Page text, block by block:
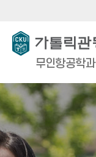
무인항공학과